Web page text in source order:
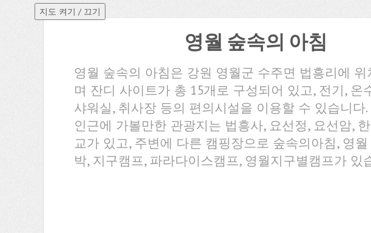
영월 숲속의 아침
영월 숲속의 아침은 강원 영월군 수주면 법흥리에
며 잔디 사이트가 총 15개로 구성되어 있고, 전기, 온
샤워실, 취사장 등의 편의시설을 이용할 수 있습니다.
인근에 가볼만한 관광지는 법흥사, 요선정, 요선암,
교가 있고, 주변에 다른 캠핑장으로 숲속의아침, 영
박, 지구캠프, 파라다이스캠프, 영월지구별캠프가 있